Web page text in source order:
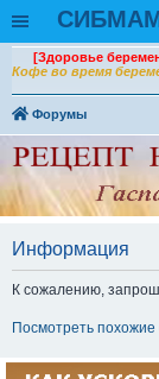
[Здоровье
Кофе во время
Форумы
Информация
К сожалению,
Посмотреть